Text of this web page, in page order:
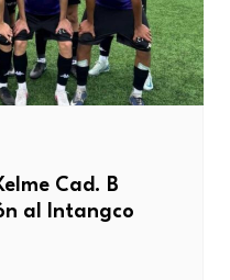
Cad. B
al Intangco